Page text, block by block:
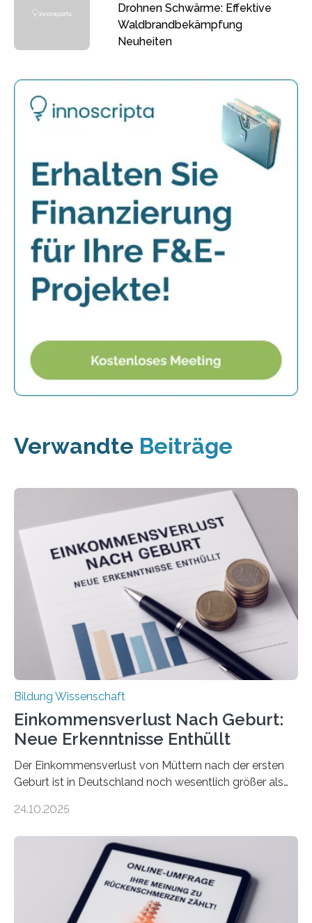
Drohnen Schwärme: Effektive
Waldbrandbekämpfung
Neuheiten
Verwandte Beiträge
Bildung Wissenschaft
Einkommensverlust Nach Geburt:
Neue Erkenntnisse Enthüllt
Der Einkommensverlust von Müttern nach der ersten
Geburt ist in Deutschland noch wesentlich größer als
nach der Geburt durchschnittlich fast 30.000 Euro
langfristigen Auswirkungen auf Karriere und die spätere
Rente. Bisherige Schätzungen lagen bei rund 20.000
Euro und damit etwa 30 Prozent zu niedrig. Zu diesem
Ergebnis kommt eine neue Studie des ZEW Mannheim
mit der Universität Tilburg. „Werden Frauen unter 30
24.10.2025